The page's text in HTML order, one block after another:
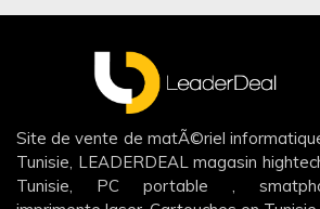
Site de vente de matÃ©riel
Tunisie, LEADERDEAL magasin
Tunisie, PC portable ,